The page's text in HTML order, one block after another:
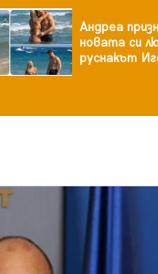
Андреа
новата си
руснакът